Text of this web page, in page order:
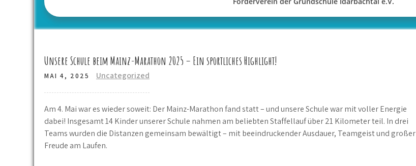
Unsere Schule beim Mainz-Marathon 2025 – Ein sportliches Highlight!
MAI 4, 2025 Uncategorized
Am 4. Mai war es wieder soweit: Der Mainz-Marathon fand statt – und unsere Schule war mit voller Energie
dabei! Insgesamt 14 Kinder unserer Schule nahmen am beliebten Staffellauf über 21 Kilometer teil. In drei
Teams wurden die Distanzen gemeinsam bewältigt – mit beeindruckender Ausdauer, Teamgeist und großer
Freude am Laufen.